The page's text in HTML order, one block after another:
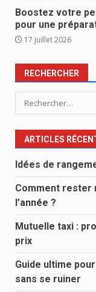
Boostez votre
pour une
17 juillet 2026
RECHERCHER
Rechercher :
ARTICLES
Idées de
Comment rester
l’année ?
Mutuelle taxi :
prix
Guide ultime
sans se ruiner